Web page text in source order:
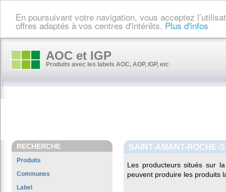
En poursuivant votre navigation, vous acceptez
offres adaptés à vos centres d'intérêts. Plus d'infos
AOC et IGP
Produits avec les labels AOC, AOP, IGP, etc
RECHERCHE
Produits
Communes
Label
SAINT-AMANT-ROCHE-
Les producteurs situés sur
peuvent produire les produits